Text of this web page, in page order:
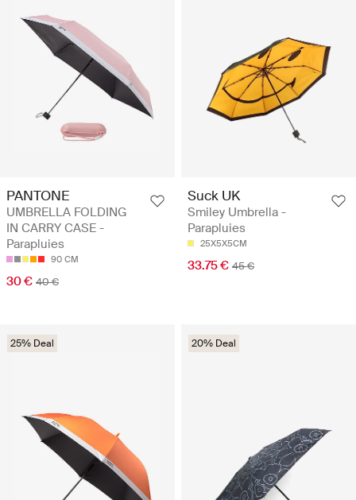
PANTONE
UMBRELLA FOLDING
IN CARRY CASE -
Parapluies
90 CM
30 € 40 €
Suck UK
Smiley Umbrella -
Parapluies
25X5X5CM
33.75 € 45 €
25% Deal 20% Deal